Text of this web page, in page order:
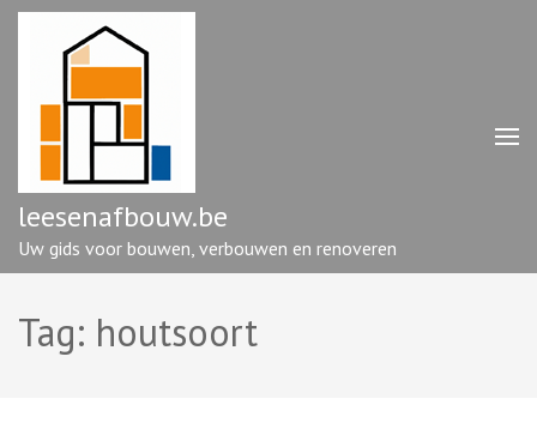
Ga
enter)
leesenafbouw.be
Uw gids voor bouwen, verbouwen en renoveren
Tag: houtsoort